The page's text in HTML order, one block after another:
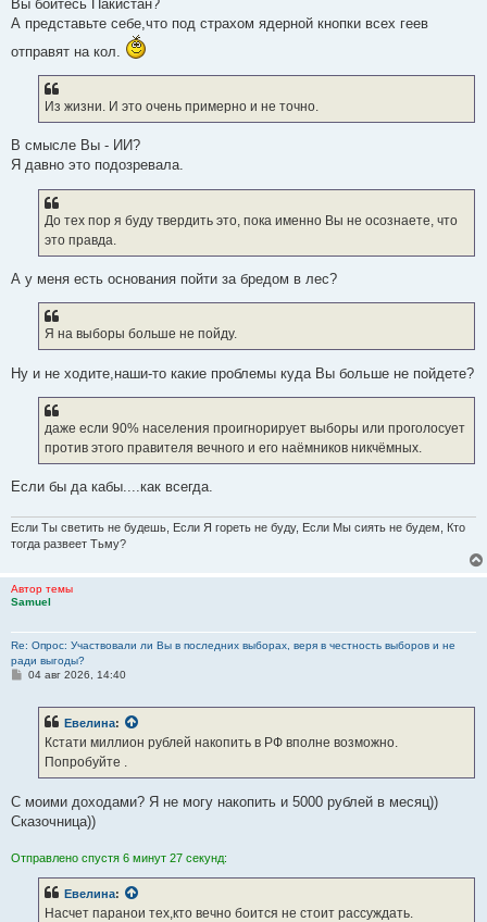
Вы боитесь Пакистан?
А представьте себе,что под страхом ядерной кнопки всех геев
отправят на кол.
Из жизни. И это очень примерно и не точно.
В смысле Вы - ИИ?
Я давно это подозревала.
До тех пор я буду твердить это, пока именно Вы не осознаете, что
это правда.
А у меня есть основания пойти за бредом в лес?
Я на выборы больше не пойду.
Ну и не ходите,наши-то какие проблемы куда Вы больше не пойдете?
даже если 90% населения проигнорирует выборы или проголосует
против этого правителя вечного и его наёмников никчёмных.
Если бы да кабы....как всегда.
Если Ты светить не будешь, Если Я гореть не буду, Если Мы сиять не будем, Кто
тогда развеет Тьму?
Автор темы
Samuel
Re: Опрос: Участвовали ли Вы в последних выборах, веря в честность выборов и не
ради выгоды?
С04 авг 2026, 14:40
Евелина:
Кстати миллион рублей накопить в РФ вполне возможно.
Попробуйте .
С моими доходами? Я не могу накопить и 5000 рублей в месяц))
Сказочница))
Отправлено спустя 6 минут 27 секунд:
Евелина:
Насчет паранои тех,кто вечно боится не стоит рассуждать.